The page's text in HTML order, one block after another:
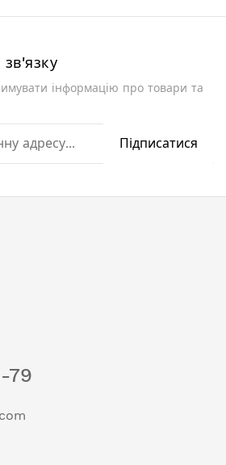
інформацію про товари та
Підписатися
79